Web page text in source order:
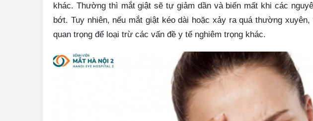
khác. Thường thì mắt giật sẽ tự giảm dần và biến mất khi các
bớt. Tuy nhiên, nếu mắt giật kéo dài hoặc xảy ra quá thường
quan trọng để loại trừ các vấn đề y tế nghiêm trọng khác.